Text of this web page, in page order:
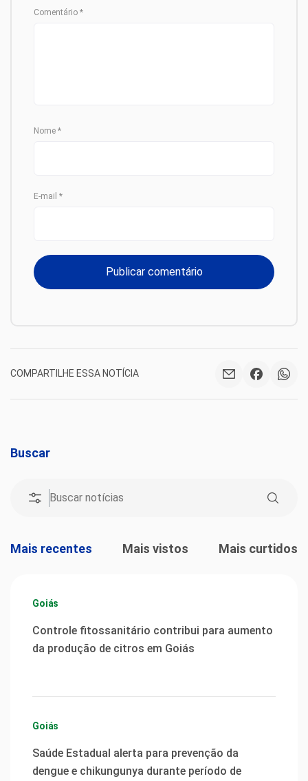
Comentário *
Nome *
E-mail *
COMPARTILHE ESSA NOTÍCIA
Buscar
Mais recentes Mais vistos Mais curtidos
Goiás
Controle fitossanitário contribui para aumento
da produção de citros em Goiás
Goiás
Saúde Estadual alerta para prevenção da
dengue e chikungunya durante período de